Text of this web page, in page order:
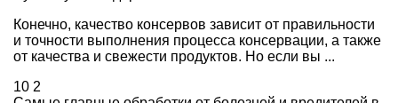
Конечно, качество консервов зависит от правильности
и точности выполнения процесса консервации, а также
от качества и свежести продуктов. Но если вы ...
10 2